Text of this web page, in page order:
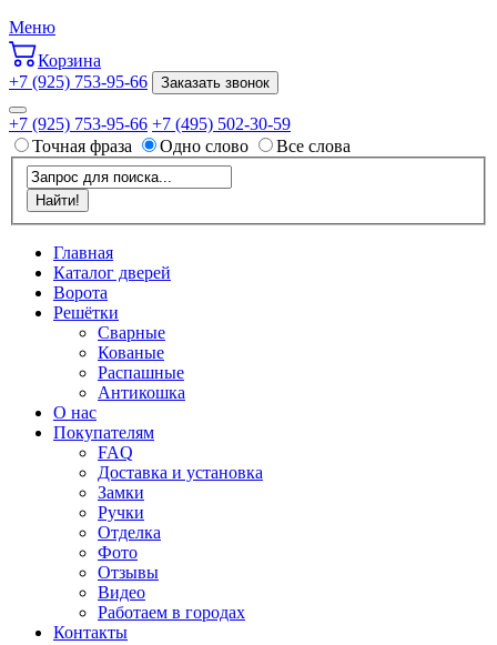
Меню
Корзина
+7 (925) 753-95-66
Заказать звонок
+7 (925) 753-95-66 +7 (495) 502-30-59
Точная фраза
Одно слово Все слова
Главная
Каталог дверей
Ворота
Решётки
Сварные
Кованые
Распашные
Антикошка
О нас
Покупателям
FAQ
Доставка и установка
Замки
Ручки
Отделка
Фото
Отзывы
Видео
Работаем в городах
Контакты